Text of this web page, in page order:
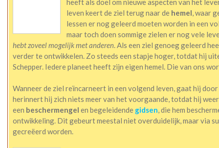
heeft als doel om nieuwe aspecten van het
leven keert de ziel terug naar de hemel, waar
lessen er nog geleerd moeten worden in een
maar toch doen sommige zielen er nog vele
hebt zoveel mogelijk met anderen. Als een ziel genoeg geleerd
verder te ontwikkelen. Zo steeds een stapje hoger, totdat hij
Schepper. Iedere planeet heeft zijn eigen hemel. Die van ons
Wanneer de ziel reïncarneert in een volgend leven, gaat hij
herinnert hij zich niets meer van het voorgaande, totdat hij
een beschermengel en begeleidende gidsen, die hem
ontwikkeling. Dit gebeurt meestal niet overduidelijk, maar via
gecreëerd worden.